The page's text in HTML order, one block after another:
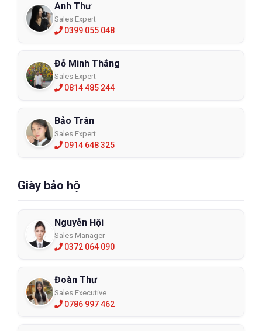
Anh Thư
Sales Expert
0399 055 048
Đỗ Minh Thắng
Sales Expert
0814 485 244
Bảo Trân
Sales Expert
0914 648 325
Giày bảo hộ
Nguyễn Hội
Sales Manager
0372 064 090
Đoàn Thư
Sales Executive
0786 997 462